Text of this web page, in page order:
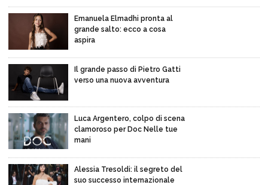
Emanuela Elmadhi pronta al
grande salto: ecco a cosa
aspira
Il grande passo di Pietro Gatti
verso una nuova avventura
Luca Argentero, colpo di scena
clamoroso per Doc Nelle tue
mani
Alessia Tresoldi: il segreto del
suo successo internazionale